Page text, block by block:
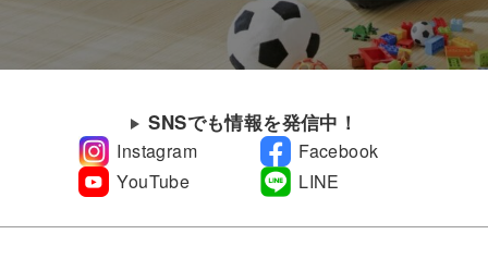
SNSでも情報を発信中！
Instagram
Facebook
YouTube
LINE